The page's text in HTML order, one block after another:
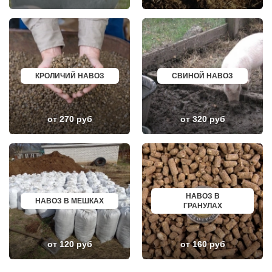
ПОСЕЛОК БИОКОМБИНАТА
ПОСЕЛОК ВОЛОДАРСКОГО
ПОСЕЛОК ВОРОВСКОГО
ПОСЕЛОК ИМ. ЦЮРУПЫ
ПОСЕЛОК ЛЕСНЫЕ ПОЛЯНЫ
ПОСЕЛОК ЛМС
МОСРЕНТГЕН
ПРАВДИНСКИЙ
ПРИВОКЗАЛЬНЫЙ
ПРОЛЕТАРСКИЙ
ПРОТВИНО
ПТИЧНОЕ
ПУЧКОВО
ПУШКИНО
ПУЩИНО
РАДОВИЦКИЙ
РАЗВИЛКА
РАМЕНСКОЕ
РАССУДОВО
РАСТОРОПОВО
РЕММАШ
РЕУТОВ
РЕЧИЦЫ
РЕШЕТНИКОВО
РЖАВКИ
РОГАЧЕВО
НЯГАНЬ
КОЛЬЧУГИНО
КАМЫШИН
ТИХВИН
НОВОШАХТИНСК
ВОЛЬСК
КОНАКОВО
САРАПУЛ
КОМСОМОЛЬСК НА АМУРЕ
КИЗИЛЮРТ
МИХАЙЛОВСК
ПЕТУШКИ
ПРИМОРСКО АХТАРСК
ЛЕСОСИБИРСК
БУДЕННОВСК
КАЛЯЗИН
ГЛАЗОВ
РУБЦОВСК
ГУБКИН
КЛИНЦЫ
УСМАНЬ
КУНГУР
КАЧКАНАР
КОЗЕЛЬСК
ШАРЬЯ
ЧИСТОПОЛЬ
КРОЛИЧИЙ НАВОЗ
от 270 руб
СВИНОЙ НАВОЗ
от 320 руб
НАВОЗ В МЕШКАХ
от 120 руб
НАВОЗ В
ГРАНУЛАХ
от 160 руб